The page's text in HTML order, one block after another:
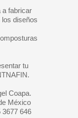
a fabricar
los diseños
tu
Coapa.
México
3677 646